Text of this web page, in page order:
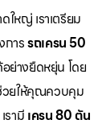
ใหญ่ เราเตรียม
การรถเครน 50
อย่างยืดหยุ่น โดย
ยให้คุณควบคุม
รามี เครน 80 ตัน